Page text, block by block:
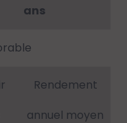
ans
Rendement
annuel moyen